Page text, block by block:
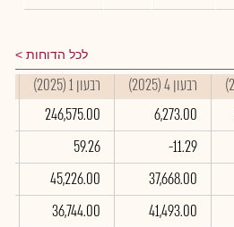
לכל הדוחות
רבעון 4 (2025) רבעון 1 (2025)
6,273.00
246,575.00
-11.29
59.26
37,668.00
45,226.00
41,493.00
36,744.00